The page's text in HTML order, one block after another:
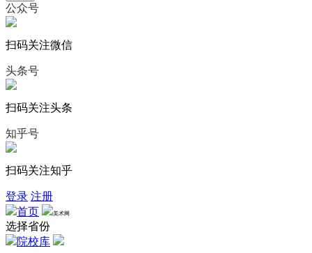
公众号
扫码关注微信
头条号
扫码关注头条
知乎号
扫码关注知乎
登录 注册
首页
美术网
选择省份
院校库